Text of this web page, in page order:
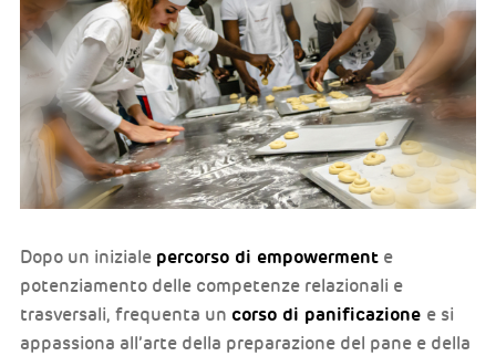
Dopo un iniziale percorso di empowerment e
potenziamento delle competenze relazionali e
trasversali, frequenta un corso di panificazione e si
appassiona all’arte della preparazione del pane e della